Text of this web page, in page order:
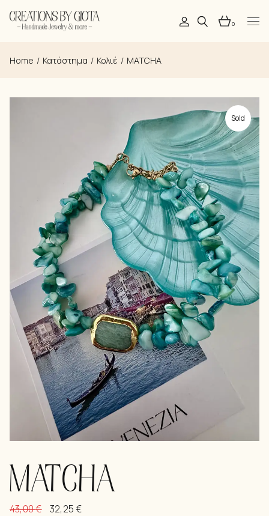
to
the 0
Home Κατάστημα Κολιέ MATCHA
Sold
MATCHA
43,00€ 32,25€